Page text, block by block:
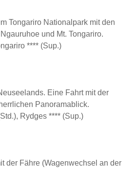
Tongariro Nationalpark mit den
und Mt. Tongariro.
**** (Sup.)
Eine Fahrt mit der
Panoramablick.
Rydges **** (Sup.)
der Fähre (Wagenwechsel an der